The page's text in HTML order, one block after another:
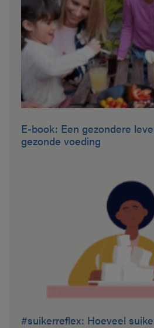
E-book: Een gezondere
gezonde voeding
#suikerreflex: Hoeveel